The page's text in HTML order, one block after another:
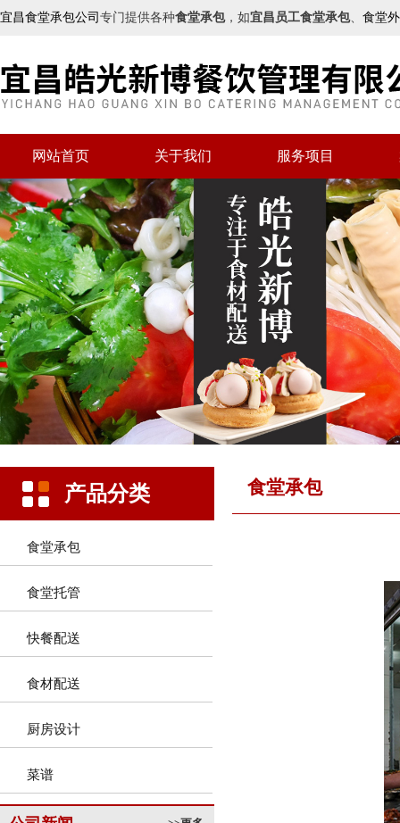
宜昌食堂承包公司 专门提供各种食堂承包，如宜昌员工食堂承包、 食堂
网站首页 关于我们 服务项目
产品分类
食堂承包
食堂托管
快餐配送
食材配送
厨房设计
菜谱
食堂承包